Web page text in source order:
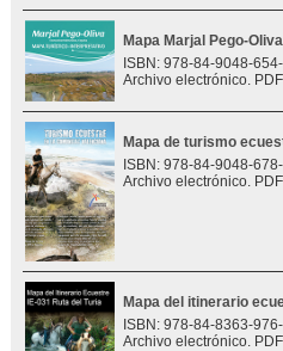
Mapa Marjal Pego-Oliva
ISBN: 978-84-9048-
Archivo electrónico.
Mapa de turismo
ISBN: 978-84-9048-
Archivo electrónico.
Mapa del itinerario
ISBN: 978-84-8363-
Archivo electrónico.